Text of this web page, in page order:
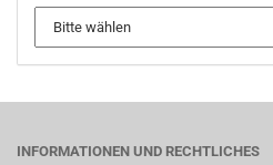
INFORMATIONEN UND RECHTLICHES